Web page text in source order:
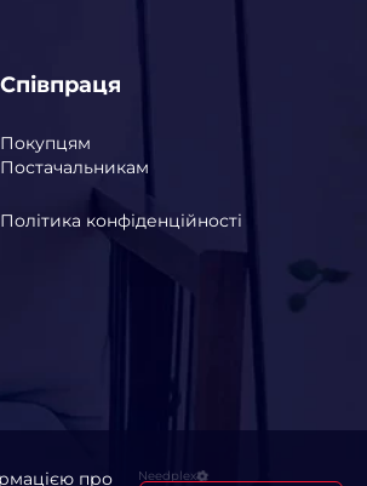
Співпраця
Покупцям
Постачальникам
Політика конфіденційності
Needplex
про